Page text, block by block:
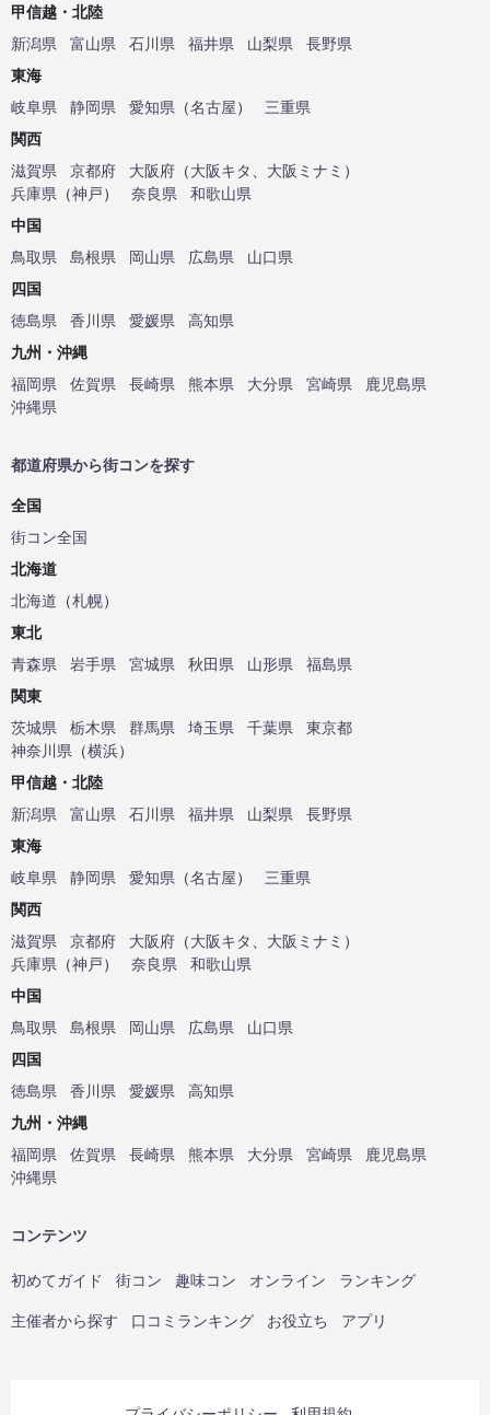
甲信越・北陸
新潟県
富山県 石川県 福井県 山梨県
長野県
東海
岐阜県
静岡県 愛知県 （名古屋）
三重県
関西
滋賀県
京都府 大阪府 （大阪キタ 大阪ミナミ ）
兵庫県 （神戸） 奈良県
和歌山県
中国
鳥取県
島根県 岡山県 広島県
山口県
四国
徳島県
香川県 愛媛県
高知県
九州・沖縄
福岡県
佐賀県 長崎県 熊本県 大分県 宮崎県
鹿児島県
沖縄県
都道府県から街コンを探す
全国
街コン全国
北海道
北海道 （札幌）
東北
青森県
岩手県 宮城県 秋田県 山形県
福島県
関東
茨城県
栃木県 群馬県 埼玉県 千葉県
東京都
神奈川県 （横浜）
甲信越・北陸
新潟県
富山県 石川県 福井県 山梨県
長野県
東海
岐阜県
静岡県 愛知県 （名古屋）
三重県
関西
滋賀県
京都府 大阪府 （大阪キタ 大阪ミナミ ）
兵庫県 （神戸） 奈良県
和歌山県
中国
鳥取県
島根県 岡山県 広島県
山口県
四国
徳島県
香川県 愛媛県
高知県
九州・沖縄
福岡県
佐賀県 長崎県 熊本県 大分県 宮崎県
鹿児島県
沖縄県
コンテンツ
初めてガイド 街コン 趣味コン オンライン ランキング
主催者から探す 口コミランキング お役立ち アプリ